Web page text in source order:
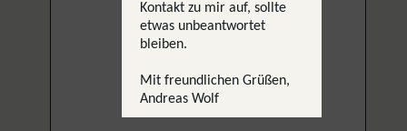
Kontakt zu mir auf, sollte
etwas unbeantwortet
bleiben.
Mit freundlichen Grüßen,
Andreas Wolf